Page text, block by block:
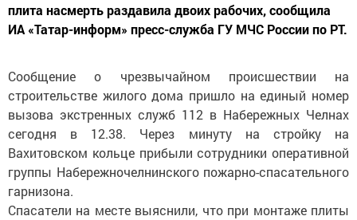
плита насмерть раздавила двоих рабочих, сообщила
ИА «Татар-информ» пресс-служба ГУ МЧС России по РТ.
Сообщение о чрезвычайном происшествии на
строительстве жилого дома пришло на единый номер
вызова экстренных служб 112 в Набережных Челнах
сегодня в 12.38. Через минуту на стройку на
Вахитовском кольце прибыли сотрудники оперативной
группы Набережночелнинского пожарно-спасательного
гарнизона.
Спасатели на месте выяснили, что при монтаже плиты